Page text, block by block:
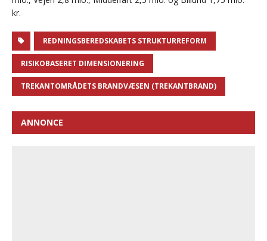
kr.
REDNINGSBEREDSKABETS STRUKTURREFORM
RISIKOBASERET DIMENSIONERING
TREKANTOMRÅDETS BRANDVÆSEN (TREKANTBRAND)
ANNONCE